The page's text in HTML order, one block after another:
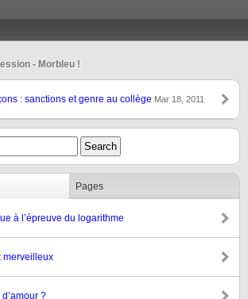
- Morbleu !
: sanctions et genre au collège Mar 18, 2011
Pages
à l’épreuve du logarithme
merveilleux
?